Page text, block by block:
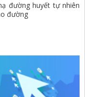
đường huyết tự nhiên
đường